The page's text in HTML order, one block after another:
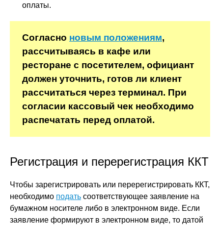
оплаты.
Согласно новым положениям,
рассчитываясь в кафе или
ресторане с посетителем, официант
должен уточнить, готов ли клиент
рассчитаться через терминал. При
согласии кассовый чек необходимо
распечатать перед оплатой.
Регистрация и перерегистрация ККТ
Чтобы зарегистрировать или перерегистрировать ККТ,
необходимо подать соответствующее заявление на
бумажном носителе либо в электронном виде. Если
заявление формируют в электронном виде, то датой